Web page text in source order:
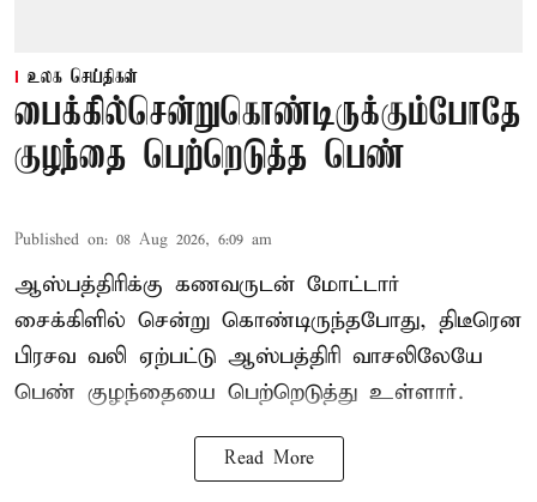
உலக செய்திகள்
பைக்கில்சென்றுகொண்டிருக்கும்போதே
குழந்தை பெற்றெடுத்த பெண்
Published on: 08 Aug 2026, 6:09 am
ஆஸ்பத்திரிக்கு கணவருடன் மோட்டார்
சைக்கிளில் சென்று கொண்டிருந்தபோது, திடீரென
பிரசவ வலி ஏற்பட்டு ஆஸ்பத்திரி வாசலிலேயே
பெண் குழந்தையை பெற்றெடுத்து உள்ளார்.
Read More